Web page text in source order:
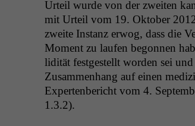
Urteil wurde von der zweit­en
mit Urteil vom 19. Okto­ber
zweite Instanz erwog, dass die
Moment zu laufen begonnen
lid­ität fest­gestellt wor­den sei
Zusam­men­hang auf einen
Experten­bericht vom 4.
1.3.2).